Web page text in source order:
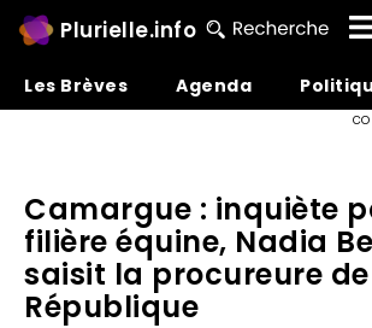
Plurielle.info
Les Brèves Agenda
Camargue : inquiète
filière équine, Nadia
saisit la procureure
République